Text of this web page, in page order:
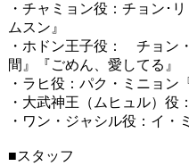
・チャミョン役：チョン･
ムスン』
・ホドン王子役： チョン
間』『ごめん、愛してる』
・ラヒ役：パク・ミニョン
・大武神王（ムヒュル）
・ワン・ジャシル役：イ・
■スタッフ